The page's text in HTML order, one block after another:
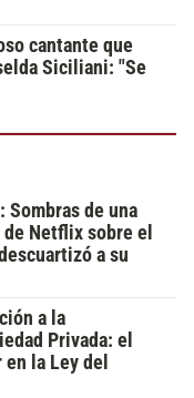
cantante que
Siciliani: "Se
de una
Netflix sobre el
a su
a la
Privada: el
la Ley del